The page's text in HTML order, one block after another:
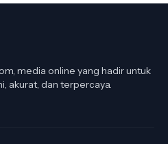
media online yang hadir untuk
akurat, dan terpercaya.